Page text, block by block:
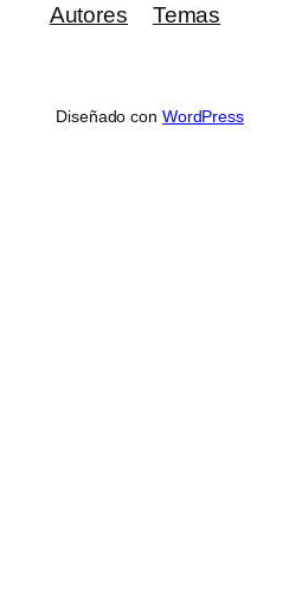
Autores
Temas
Diseñado con WordPress